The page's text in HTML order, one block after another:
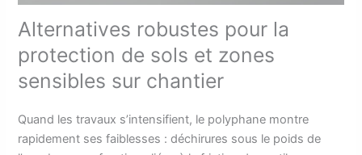
Alternatives robustes pour la
protection de sols et zones
sensibles sur chantier
Quand les travaux s’intensifient, le polyphane montre
rapidement ses faiblesses : déchirures sous le poids de